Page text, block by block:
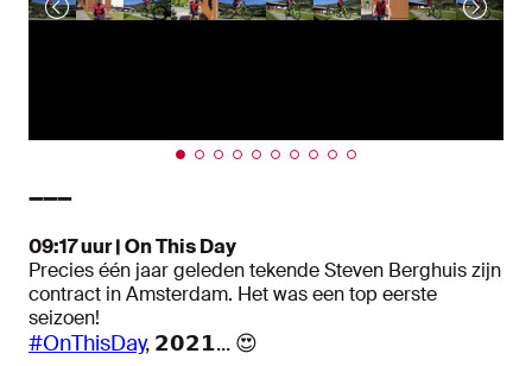
➖➖➖
09:17 uur | On This Day
Precies één jaar geleden tekende Steven Berghuis zijn
contract in Amsterdam. Het was een top eerste
seizoen!
#OnThisDay, 𝟮𝟬𝟮𝟭... 😍